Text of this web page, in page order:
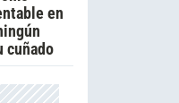
en
cuñado